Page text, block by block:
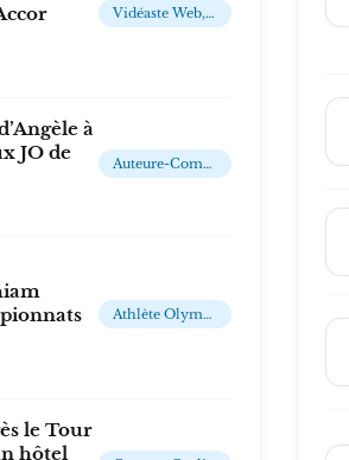
Vidéaste Web, Influenceuse Et Entrepreneuse Française
à
JO de
Auteure-Compositrice-Interprète, Musicienne, Productrice, Actrice Et Mannequin
Athlète Olympique
le Tour
hôtel